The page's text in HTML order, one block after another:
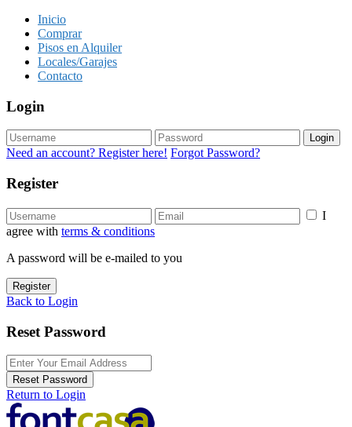
Inicio
Comprar
Pisos en Alquiler
Locales/Garajes
Contacto
Login
Login
Need an account? Register here! Forgot Password?
Register
I
agree with terms & conditions
A password will be e-mailed to you
Register
Back to Login
Reset Password
Reset Password
Return to Login